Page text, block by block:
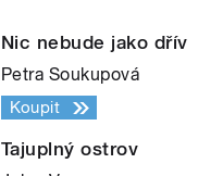
Nic nebude jako dřív
Petra Soukupová
Koupit
Tajuplný ostrov